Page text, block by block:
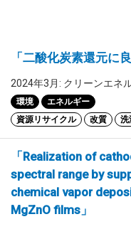
「二酸化炭素還元に
2024年3月: クリーンエネ
環境
エネルギー
資源リサイクル
改質 洗
「Realization of
spectral range by
chemical vapor
MgZnO films」